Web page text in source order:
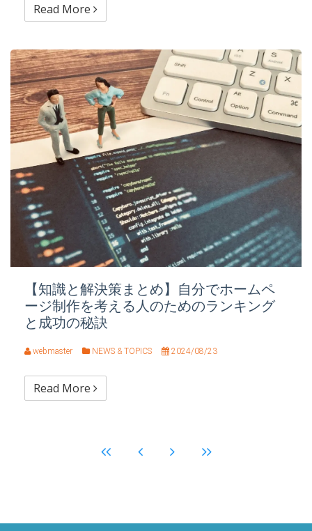
Read More
【知識と解決策まとめ】自分でホームペ
ージ制作を考える人のためのランキング
と成功の秘訣
webmaster NEWS & TOPICS 2024/08/23
Read More